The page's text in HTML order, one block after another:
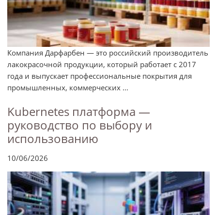
Компания Дарфарбен — это российский производитель
лакокрасочной продукции, который работает с 2017
года и выпускает профессиональные покрытия для
промышленных, коммерческих ...
Kubernetes платформа —
руководство по выбору и
использованию
10/06/2026